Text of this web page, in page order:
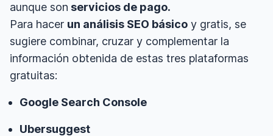
aunque son servicios de pago.
Para hacer un análisis SEO básico y gratis, se
sugiere combinar, cruzar y complementar la
información obtenida de estas tres plataformas
gratuitas:
Google Search Console
Ubersuggest